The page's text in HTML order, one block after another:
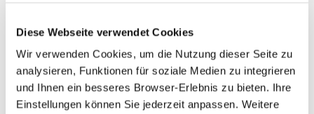
Diese Webseite verwendet Cookies
Wir verwenden Cookies, um die Nutzung dieser Seite zu
analysieren, Funktionen für soziale Medien zu integrieren
und Ihnen ein besseres Browser-Erlebnis zu bieten. Ihre
Einstellungen können Sie jederzeit anpassen. Weitere